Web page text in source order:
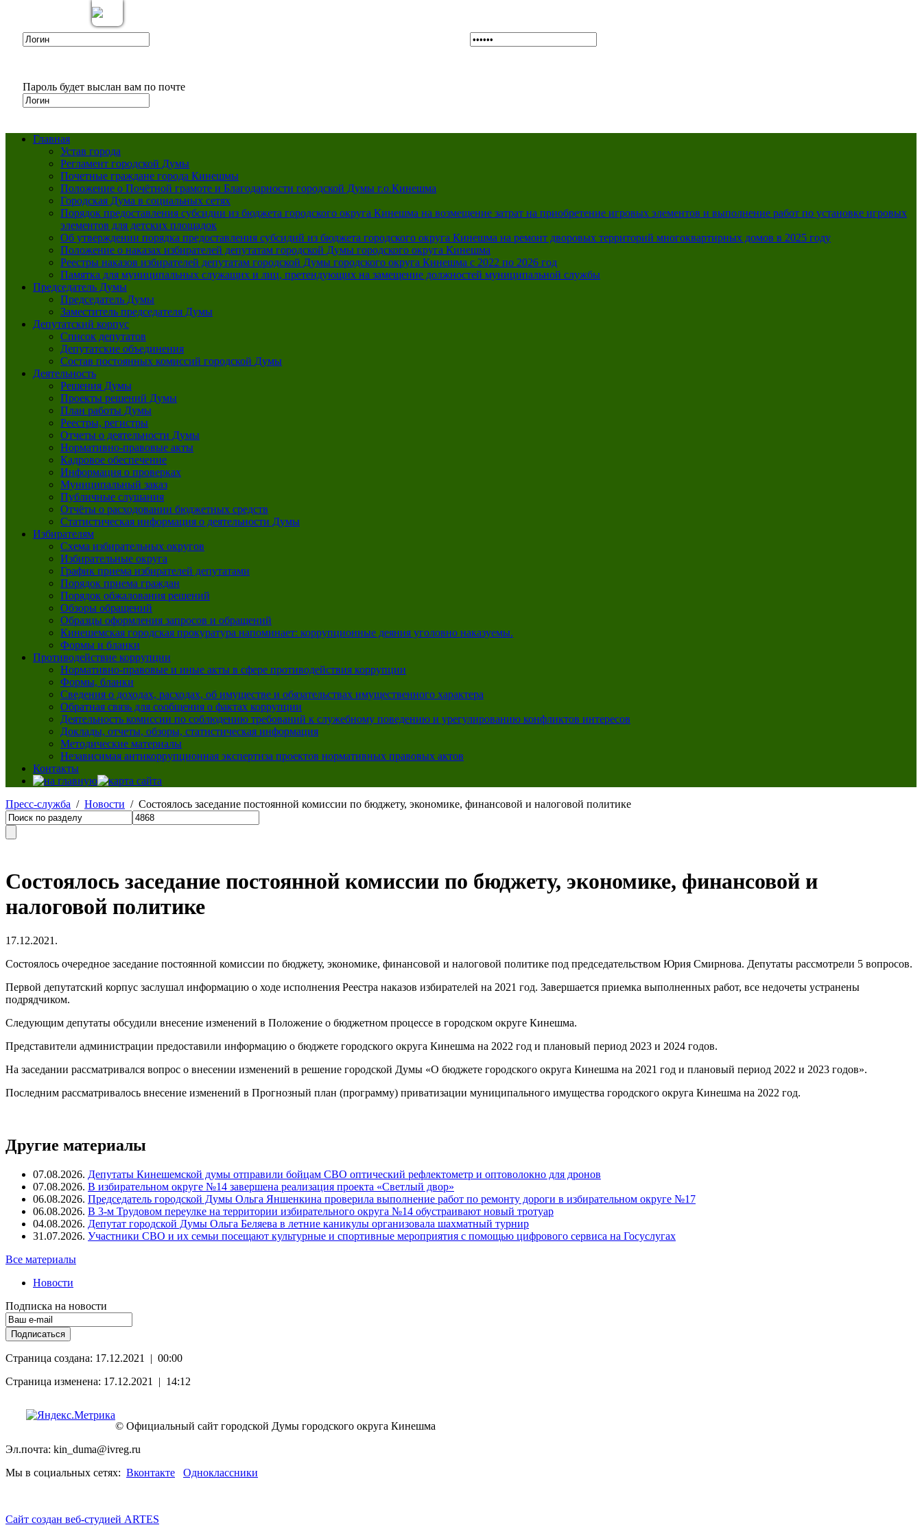
Пароль будет выслан вам по почте
Главная
Устав города
Регламент городской Думы
Почетные граждане города Кинешмы
Положение о Почётной грамоте и Благодарности городской Думы г.о.Кинешма
Городская Дума в социальных сетях
Порядок предоставления субсидии из бюджета городского округа Кинешма на возмещение затрат на приобретение игровых элементов и выполнение работ по установке игровых
элементов для детских площадок
Об утверждении порядка предоставления субсидий из бюджета городского округа Кинешма на ремонт дворовых территорий многоквартирных домов в 2025 году
Положение о наказах избирателей депутатам городской Думы городского округа Кинешма
Реестры наказов избирателей депутатам городской Думы городского округа Кинешма с 2022 по 2026 год
Памятка для муниципальных служащих и лиц, претендующих на замещение должностей муниципальной службы
Председатель Думы
Председатель Думы
Заместитель председателя Думы
Депутатский корпус
Список депутатов
Депутатские объединения
Состав постоянных комиссий городской Думы
Деятельность
Решения Думы
Проекты решений Думы
План работы Думы
Реестры, регистры
Отчеты о деятельности Думы
Нормативно-правовые акты
Кадровое обеспечение
Информация о проверках
Муниципальный заказ
Публичные слушания
Отчёты о расходовании бюджетных средств
Статистическая информация о деятельности Думы
Избирателям
Схема избирательных округов
Избирательные округа
График приема избирателей депутатами
Порядок приема граждан
Порядок обжалования решений
Обзоры обращений
Образцы оформления запросов и обращений
Кинешемская городская прокуратура напоминает: коррупционные деяния уголовно наказуемы.
Формы и бланки
Противодействие коррупции
Нормативно-правовые и иные акты в сфере противодействия коррупции
Формы, бланки
Сведения о доходах, расходах, об имуществе и обязательствах имущественного характера
Обратная связь для сообщения о фактах коррупции
Деятельность комиссии по соблюдению требований к служебному поведению и урегулированию конфликтов интересов
Доклады, отчеты, обзоры, статистическая информация
Методические материалы
Независимая антикоррупционная экспертиза проектов нормативных правовых актов
Контакты
Пресс-служба / Новости / Состоялось заседание постоянной комиссии по бюджету, экономике, финансовой и налоговой политике
Состоялось заседание постоянной комиссии по бюджету, экономике, финансовой и
налоговой политике
17.12.2021.
Состоялось очередное заседание постоянной комиссии по бюджету, экономике, финансовой и налоговой политике под председательством Юрия Смирнова. Депутаты рассмотрели 5 вопросов.
Первой депутатский корпус заслушал информацию о ходе исполнения Реестра наказов избирателей на 2021 год. Завершается приемка выполненных работ, все недочеты устранены
подрядчиком.
Следующим депутаты обсудили внесение изменений в Положение о бюджетном процессе в городском округе Кинешма.
Представители администрации предоставили информацию о бюджете городского округа Кинешма на 2022 год и плановый период 2023 и 2024 годов.
На заседании рассматривался вопрос о внесении изменений в решение городской Думы «О бюджете городского округа Кинешма на 2021 год и плановый период 2022 и 2023 годов».
Последним рассматривалось внесение изменений в Прогнозный план (программу) приватизации муниципального имущества городского округа Кинешма на 2022 год.
Другие материалы
07.08.2026. Депутаты Кинешемской думы отправили бойцам СВО оптический рефлектометр и оптоволокно для дронов
07.08.2026. В избирательном округе №14 завершена реализация проекта «Светлый двор»
06.08.2026. Председатель городской Думы Ольга Яншенкина проверила выполнение работ по ремонту дороги в избирательном округе №17
06.08.2026. В 3-м Трудовом переулке на территории избирательного округа №14 обустраивают новый тротуар
04.08.2026. Депутат городской Думы Ольга Беляева в летние каникулы организовала шахматный турнир
31.07.2026. Участники СВО и их семьи посещают культурные и спортивные мероприятия с помощью цифрового сервиса на Госуслугах
Все материалы
Новости
Подписка на новости
Страница создана: 17.12.2021 | 00:00
Страница изменена: 17.12.2021 | 14:12
© Официальный сайт городской Думы городского округа Кинешма
Эл.почта: kin_duma@ivreg.ru
Мы в социальных сетях: Вконтакте Одноклассники
Сайт создан веб-студией ARTES